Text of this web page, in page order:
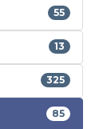
55
13
325
85